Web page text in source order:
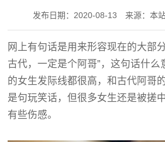
发布日期：2020-08-13 来源：本
网上有句话是用来形容现在的大部
古代，一定是个阿哥”，这句话什么
的女生发际线都很高，和古代阿哥
是句玩笑话，但很多女生还是被搓
有些伤感。